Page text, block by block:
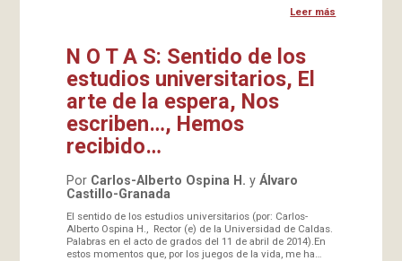
Leer más
N O T A S: Sentido de los
estudios universitarios, El
arte de la espera, Nos
escriben…, Hemos
recibido…
Por Carlos-Alberto Ospina H. y Álvaro
Castillo-Granada
El sentido de los estudios universitarios (por: Carlos-
Alberto Ospina H., Rector (e) de la Universidad de Caldas.
Palabras en el acto de grados del 11 de abril de 2014).En
estos momentos que, por los juegos de la vida, me ha…